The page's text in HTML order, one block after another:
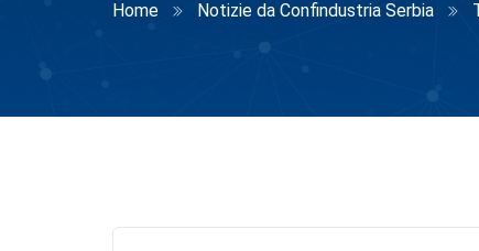
Home Notizie da Confindustria Serbia